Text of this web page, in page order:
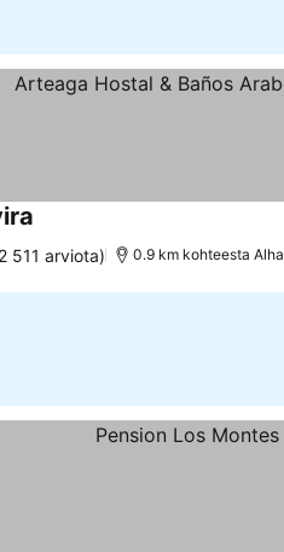
511 arviota) 0.9 km kohteesta